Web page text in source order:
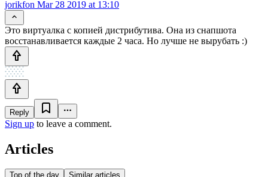
jorikfon Mar 28 2019 at 13:10
Это виртуалка с копией дистрибутива. Она из снапшота
восстанавливается каждые 2 часа. Но лучше не вырубать :)
Reply
Sign up to leave a comment.
Articles
Top of the day Similar articles